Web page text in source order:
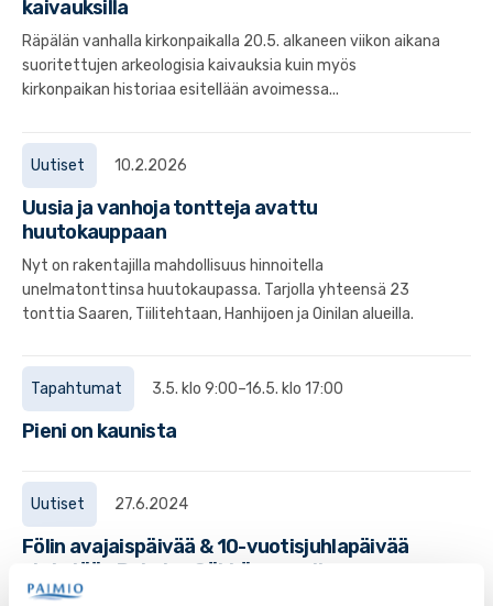
kaivauksilla
Räpälän vanhalla kirkonpaikalla 20.5. alkaneen viikon aikana
suoritettujen arkeologisia kaivauksia kuin myös
kirkonpaikan historiaa esitellään avoimessa...
Uutiset 10.2.2026
Uusia ja vanhoja tontteja avattu
huutokauppaan
Nyt on rakentajilla mahdollisuus hinnoitella
unelmatonttinsa huutokaupassa. Tarjolla yhteensä 23
tonttia Saaren, Tiilitehtaan, Hanhijoen ja Oinilan alueilla.
Tapahtumat 3.5. klo 9:00–16.5. klo 17:00
Pieni on kaunista
Uutiset 27.6.2024
Fölin avajaispäivää & 10-vuotisjuhlapäivää
vietetään Paimion Sähkömuseolla
maanantaina 1.7.